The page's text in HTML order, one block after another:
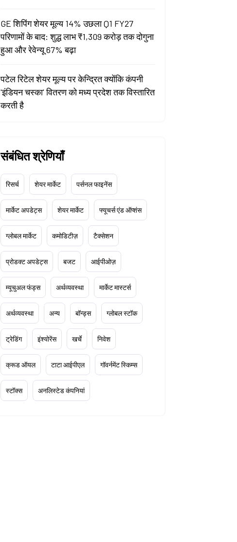
GE शिपिंग शेयर मूल्य 14% उछला Q1 FY27
परिणामों के बाद: शुद्ध लाभ ₹1,309 करोड़ तक दोगुना
हुआ और रेवेन्यू 67% बढ़ा
पटेल रिटेल शेयर मूल्य पर केन्द्रित क्योंकि कंपनी
'इंडियन चस्का' वितरण को मध्य प्रदेश तक विस्तारित
करती है
संबंधित श्रेणियाँ
रिसर्च शेयर मार्केट पर्सनल फाइनेंस
मार्केट अपडेट्स शेयर मार्केट फ्यूचर्स एंड ऑप्शंस
ग्लोबल मार्केट कमोडिटीज़ टैक्सेशन
प्रोडक्ट अपडेट्स बजट आईपीओज़
म्यूचुअल फंड्स अर्थव्यवस्था मार्केट मास्टर्स
अर्थव्यवस्था अन्य बॉन्ड्स ग्लोबल स्टॉक
ट्रेडिंग इंश्योरेंस खर्चे निवेश
क्रूड ऑयल टाटा आईपीएल गॉवर्नमेंट स्किम्स
स्टॉक्स अनलिस्टेड कंपनियां